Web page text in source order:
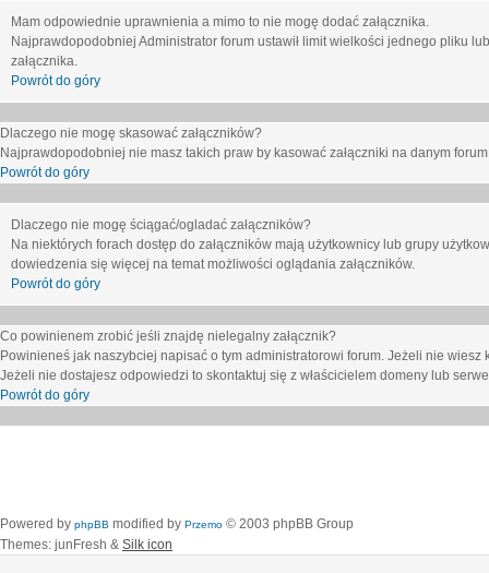
Mam odpowiednie uprawnienia a mimo to nie mogę dodać załącznika.
Najprawdopodobniej Administrator forum ustawił limit wielkości jednego pliku
załącznika.
Powrót do góry
Dlaczego nie mogę skasować załączników?
Najprawdopodobniej nie masz takich praw by kasować załączniki na danym
Powrót do góry
Dlaczego nie mogę ściągać/ogladać załączników?
Na niektórych forach dostęp do załączników mają użytkownicy lub grupy
dowiedzenia się więcej na temat możliwości oglądania załączników.
Powrót do góry
Co powinienem zrobić jeśli znajdę nielegalny załącznik?
Powinieneś jak naszybciej napisać o tym administratorowi forum. Jeżeli nie
Jeżeli nie dostajesz odpowiedzi to skontaktuj się z właścicielem domeny lub
Powrót do góry
Powered by phpBB modified by Przemo © 2003 phpBB Group
Themes: junFresh & Silk icon